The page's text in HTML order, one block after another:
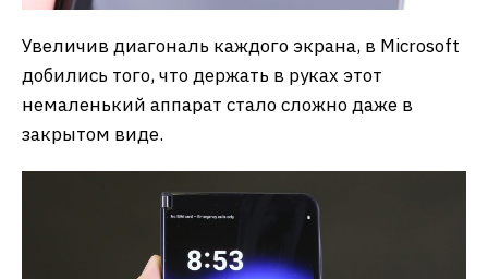
Увеличив диагональ каждого экрана, в Microsoft
добились того, что держать в руках этот
немаленький аппарат стало сложно даже в
закрытом виде.